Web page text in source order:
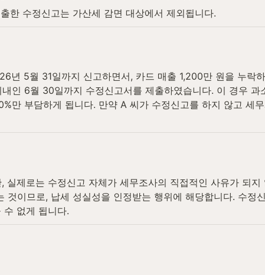
한 수정신고는 가산세 감면 대상에서 제외됩니다.
5월 31일까지 신고하면서, 카드 매출 1,200만 원을 누락
인 6월 30일까지 수정신고서를 제출하였습니다. 이 경우 과
만 부담하게 됩니다. 만약 A 씨가 수정신고를 하지 않고 세
제로는 수정신고 자체가 세무조사의 직접적인 사유가 되지
이므로, 납세 성실성을 인정받는 행위에 해당합니다. 수정
수 없게 됩니다.